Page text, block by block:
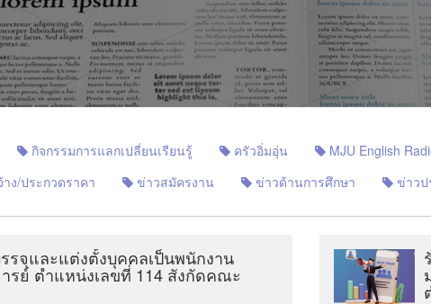
กิจกรรมการแลกเปลี่ยนเรียนรู้ ครัวอิ่มอุ่น MJU English
ง/ประกวดราคา ข่าวสมัครงาน ข่าวด้านการศึกษา ข่าวป
รจุและแต่งตั้งบุคคลเป็นพนักงาน
รย์ ตำแหน่งเลขที่ 114 สังกัดคณะ